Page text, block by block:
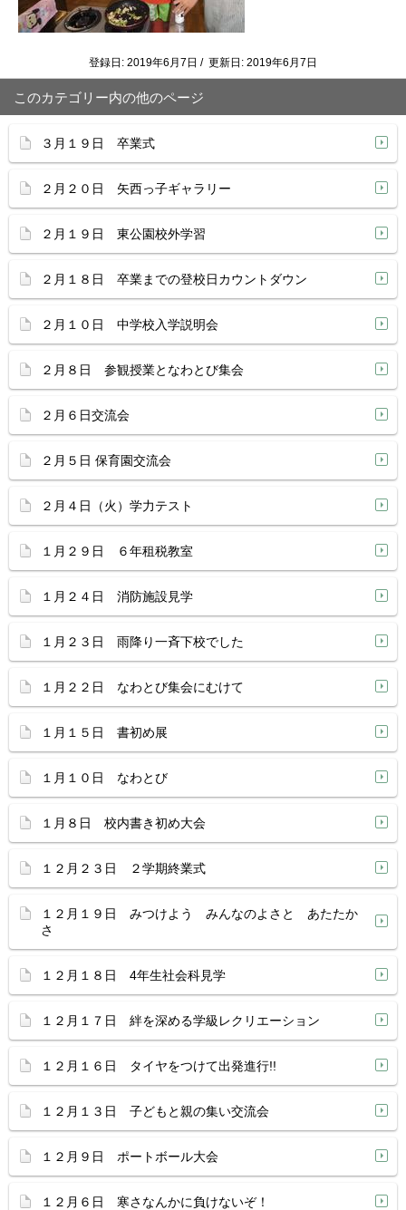
登録日: 2019年6月7日 / 更新日: 2019年6月7日
このカテゴリー内の他のページ
３月１９日 卒業式
２月２０日 矢西っ子ギャラリー
２月１９日 東公園校外学習
２月１８日 卒業までの登校日カウントダウン
２月１０日 中学校入学説明会
２月８日 参観授業となわとび集会
２月６日交流会
２月５日 保育園交流会
２月４日（火）学力テスト
１月２９日 ６年租税教室
１月２４日 消防施設見学
１月２３日 雨降り一斉下校でした
１月２２日 なわとび集会にむけて
１月１５日 書初め展
１月１０日 なわとび
１月８日 校内書き初め大会
１２月２３日 ２学期終業式
１２月１９日 みつけよう みんなのよさと あたたか
さ
１２月１８日 4年生社会科見学
１２月１７日 絆を深める学級レクリエーション
１２月１６日 タイヤをつけて出発進行!!
１２月１３日 子どもと親の集い交流会
１２月９日 ポートボール大会
１２月６日 寒さなんかに負けないぞ！